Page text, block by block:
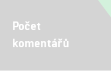
Počet
komentářů